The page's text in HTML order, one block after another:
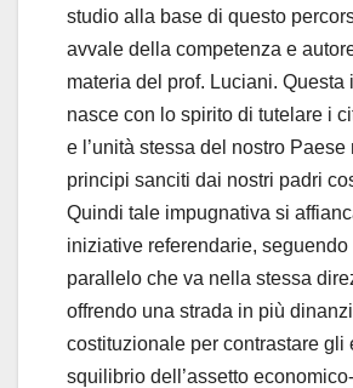
studio alla base di questo
avvale della competenza e
materia del prof. Luciani. Questa
nasce con lo spirito di tutelare i
e l’unità stessa del nostro Paese
principi sanciti dai nostri padri
Quindi tale impugnativa si
iniziative referendarie,
parallelo che va nella stessa
offrendo una strada in più
costituzionale per contrastare gli
squilibrio dell’assetto